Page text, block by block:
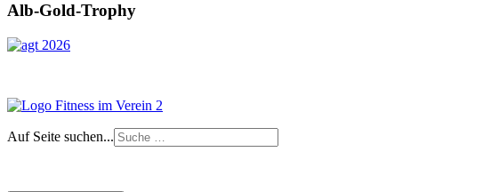
Alb-Gold-Trophy
Auf Seite suchen...